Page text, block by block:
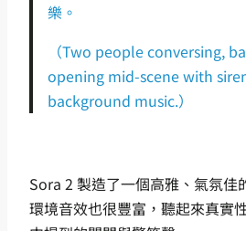
樂。
（Two people conversing,
opening mid-scene with
background music.）
Sora 2 製造了一個高雅、氣氛佳
環境音效也很豐富，聽起來真實